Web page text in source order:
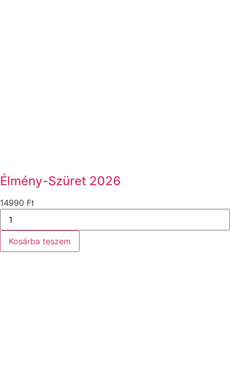
Élmény-Szüret 2026
14990 Ft
Élmény-
Szüret
2026
mennyiség
Kosárba teszem